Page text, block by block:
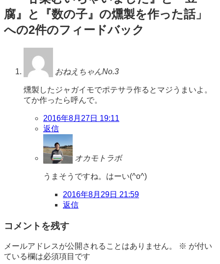
ビ
ゲ
腐』と『数の子』の燻製を作った話」
への2件のフィードバック
おねえちゃんNo.3
燻製したジャガイモでポテサラ作るとマジうまいよ。
てか作ったら呼んで。
2016年8月27日 19:11
返信
オカモトラボ
うまそうですね。はーい(^o^)
2016年8月29日 21:59
返信
コメントを残す
メールアドレスが公開されることはありません。 ※ が付い
ている欄は必須項目です